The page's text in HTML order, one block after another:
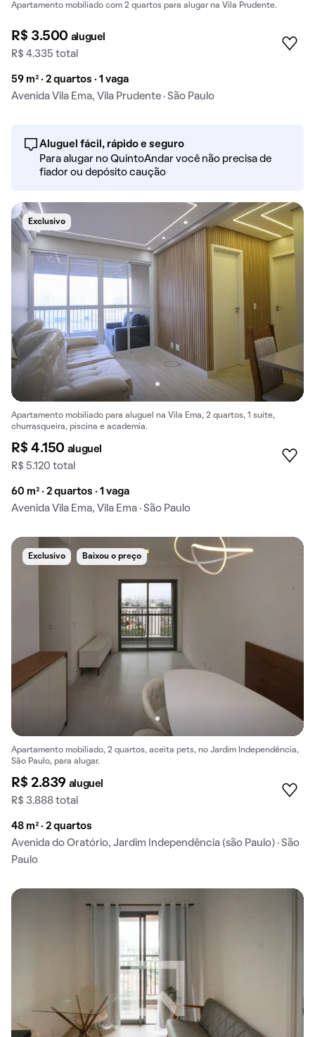
Apartamento mobiliado com 2 quartos para alugar na Vila Prudente.
R$ 3.500 aluguel
R$ 4.335 total
59 m² · 2 quartos · 1 vaga
Avenida Vila Ema, Vila Prudente · São Paulo
Aluguel fácil, rápido e seguro
Para alugar no QuintoAndar você não precisa de
fiador ou depósito caução
Exclusivo
Apartamento mobiliado para aluguel na Vila Ema, 2 quartos, 1 suíte,
churrasqueira, piscina e academia.
R$ 4.150 aluguel
R$ 5.120 total
60 m² · 2 quartos · 1 vaga
Avenida Vila Ema, Vila Ema · São Paulo
Exclusivo Baixou o preço
Apartamento mobiliado, 2 quartos, aceita pets, no Jardim Independência,
São Paulo, para alugar.
R$ 2.839 aluguel
R$ 3.888 total
48 m² · 2 quartos
Avenida do Oratório, Jardim Independência (são Paulo) · São
Paulo